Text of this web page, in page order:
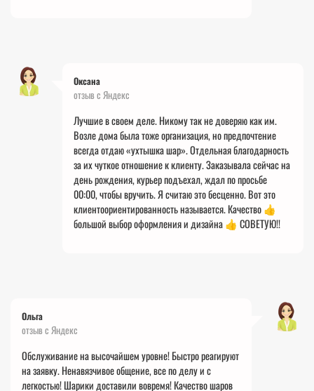
Оксана
отзыв с Яндекс
Лучшие в своем деле. Никому так не доверяю как им.
Возле дома была тоже организация, но предпочтение
всегда отдаю «ухтышка шар». Отдельная благодарность
за их чуткое отношение к клиенту.Заказывала сейчас на
день рождения, курьер подъехал, ждал по просьбе
00:00, чтобы вручить. Я считаю это бесценно. Вот это
клиентоориентированность называется. Качество 👍
большой выбор оформления и дизайна 👍 СОВЕТУЮ!!
Ольга
отзыв с Яндекс
Обслуживание на высочайшем уровне! Быстро реагируют
на заявку. Ненавязчивое общение, все по делу и с
легкостью! Шарики доставили вовремя! Качество шаров